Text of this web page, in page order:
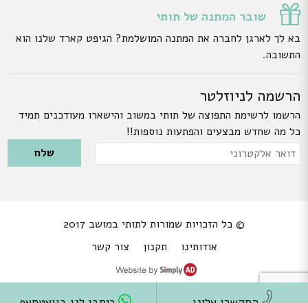
שובר המתנה של תותי
בא לך לארגן לחברה את המתנה המושלמת? הגיפט קארד שלנו הוא
התשובה.
הרשמה לניוזלטר
הרשמו לרשימת התפוצה של תותי במשוב והישארו מעודכנים תמיד
כל מה שחדש מבצעים והפתעות נוספות!!
Please leave this field empty.
דואר
© כל הזכויות שמורות לתותי במושב 2017
אודותינו
תקנון צור קשר